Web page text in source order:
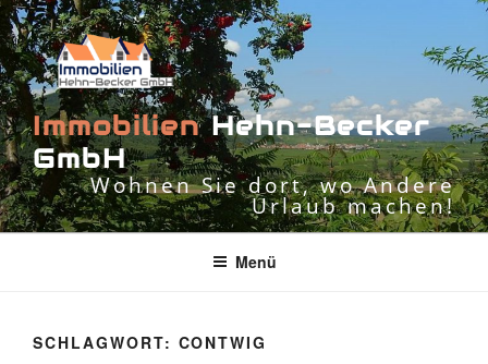
Zum
Inhalt
springen
Immobilien Hehn-Becker
GmbH
Wohnen Sie dort, wo Andere
Urlaub machen!
Menü
SCHLAGWORT: CONTWIG